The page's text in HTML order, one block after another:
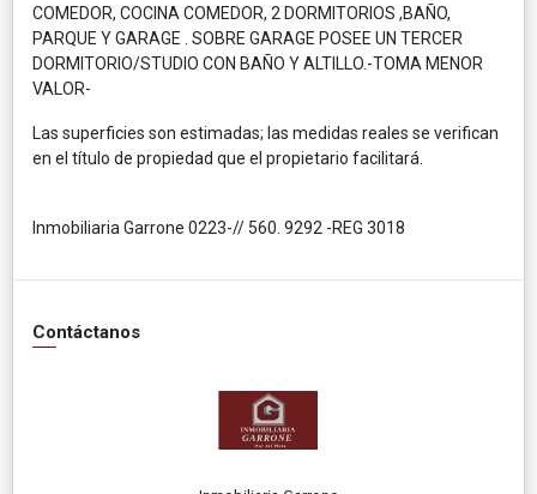
COMEDOR, COCINA COMEDOR, 2 DORMITORIOS ,BAÑO,
PARQUE Y GARAGE . SOBRE GARAGE POSEE UN TERCER
DORMITORIO/STUDIO CON BAÑO Y ALTILLO.-TOMA MENOR
VALOR-
Las superficies son estimadas; las medidas reales se verifican
en el título de propiedad que el propietario facilitará.
Inmobiliaria Garrone 0223-// 560. 9292 -REG 3018
Contáctanos